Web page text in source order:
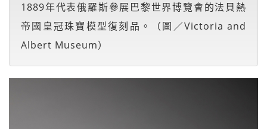
1889年代表俄羅斯參展巴黎世界博覽會的法貝熱
帝國皇冠珠寶模型復刻品。（圖／Victoria and
Albert Museum）